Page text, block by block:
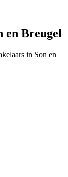
en Breugel
in Son en